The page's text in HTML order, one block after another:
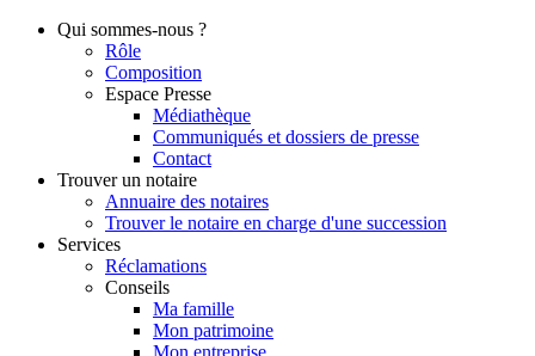
Qui sommes-nous ?
Rôle
Composition
Espace Presse
Médiathèque
Communiqués et dossiers de presse
Contact
Trouver un notaire
Annuaire des notaires
Trouver le notaire en charge d'une succession
Services
Réclamations
Conseils
Ma famille
Mon patrimoine
Mon entreprise